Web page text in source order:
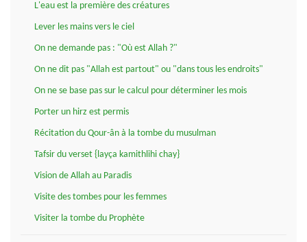
L'eau est la première des créatures
Lever les mains vers le ciel
On ne demande pas : "Où est Allah ?"
On ne dit pas "Allah est partout" ou "dans tous les endroits"
On ne se base pas sur le calcul pour déterminer les mois
Porter un hirz est permis
Récitation du Qour-ân à la tombe du musulman
Tafsir du verset {layça kamithlihi chay}
Vision de Allah au Paradis
Visite des tombes pour les femmes
Visiter la tombe du Prophète